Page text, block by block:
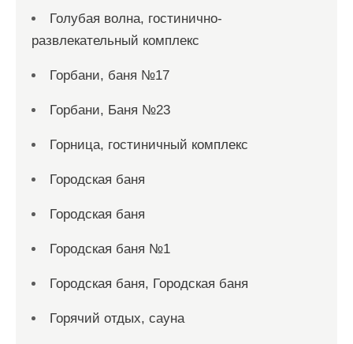
Голубая волна, гостинично-
развлекательный комплекс
Горбани, баня №17
Горбани, Баня №23
Горница, гостиничный комплекс
Городская баня
Городская баня
Городская баня №1
Городская баня, Городская баня
Горячий отдых, сауна